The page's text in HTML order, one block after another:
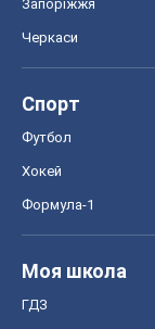
Запоріжжя
Черкаси
Спорт
Футбол
Хокей
Формула-1
Моя школа
ГДЗ